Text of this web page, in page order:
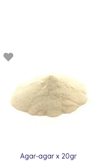
Agar-agar x 20gr